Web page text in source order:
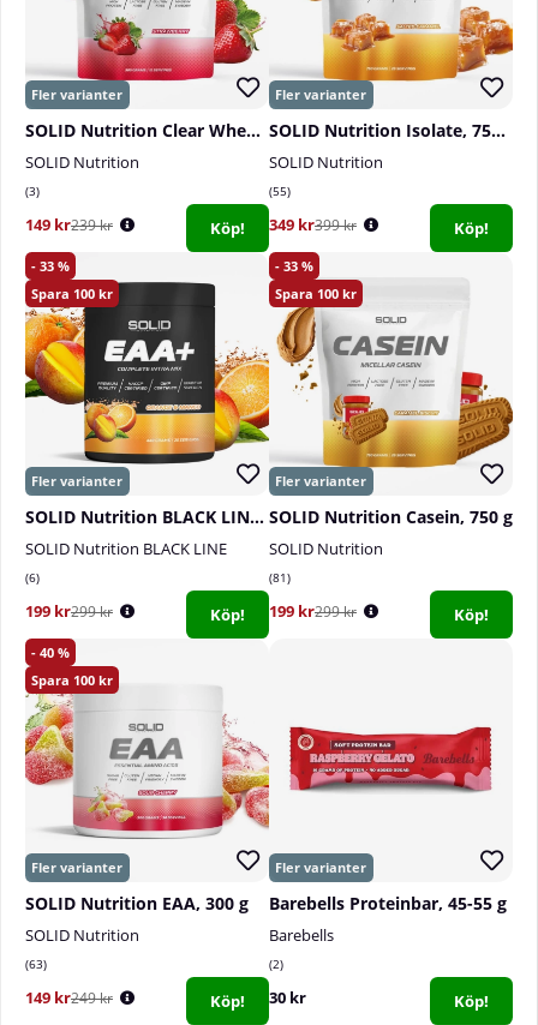
SOLID Nutrition Clear Whey, 300 g
SOLID Nutrition
3
149 kr239 kr Köp!
SOLID Nutrition Isolate, 750 g
SOLID Nutrition
55
349 kr399 kr Köp!
33
100
SOLID Nutrition BLACK LINE EAA+, 440 g
SOLID Nutrition BLACK LINE
6
199 kr299 kr Köp!
33
100
SOLID Nutrition Casein, 750 g
SOLID Nutrition
81
199 kr299 kr Köp!
40
100
SOLID Nutrition EAA, 300 g
SOLID Nutrition
63
149 kr249 kr Köp!
Barebells Proteinbar, 45-55 g
Barebells
2
30 kr Köp!